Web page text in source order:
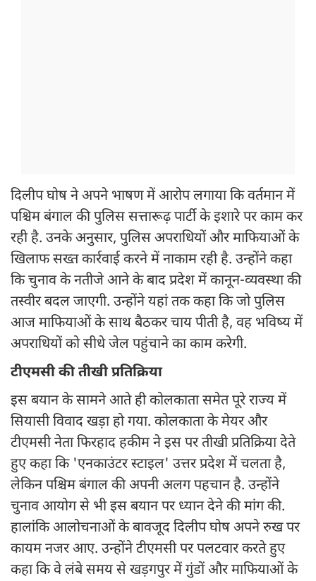
दिलीप घोष ने अपने भाषण में आरोप लगाया कि वर्तमान में
पश्चिम बंगाल की पुलिस सत्तारूढ़ पार्टी के इशारे पर काम कर
रही है. उनके अनुसार, पुलिस अपराधियों और माफियाओं के
खिलाफ सख्त कार्रवाई करने में नाकाम रही है. उन्होंने कहा
कि चुनाव के नतीजे आने के बाद प्रदेश में कानून-व्यवस्था की
तस्वीर बदल जाएगी. उन्होंने यहां तक कहा कि जो पुलिस
आज माफियाओं के साथ बैठकर चाय पीती है, वह भविष्य में
अपराधियों को सीधे जेल पहुंचाने का काम करेगी.
टीएमसी की तीखी प्रतिक्रिया
इस बयान के सामने आते ही कोलकाता समेत पूरे राज्य में
सियासी विवाद खड़ा हो गया. कोलकाता के मेयर और
टीएमसी नेता फिरहाद हकीम ने इस पर तीखी प्रतिक्रिया देते
हुए कहा कि 'एनकाउंटर स्टाइल' उत्तर प्रदेश में चलता है,
लेकिन पश्चिम बंगाल की अपनी अलग पहचान है. उन्होंने
चुनाव आयोग से भी इस बयान पर ध्यान देने की मांग की.
हालांकि आलोचनाओं के बावजूद दिलीप घोष अपने रुख पर
कायम नजर आए. उन्होंने टीएमसी पर पलटवार करते हुए
कहा कि वे लंबे समय से खड़गपुर में गुंडों और माफियाओं के